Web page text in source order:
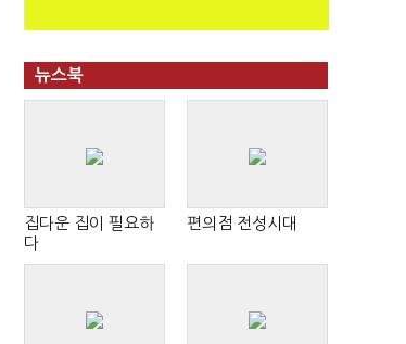
뉴스북
집다운 집이 필요하
다
편의점 전성시대